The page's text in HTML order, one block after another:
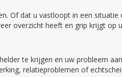
Of dat u vastloopt in een
overzicht heeft en grip krijgt op
te krijgen en uw probleem
relatieproblemen of